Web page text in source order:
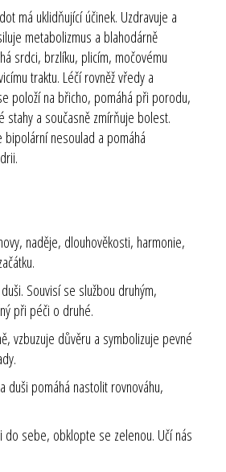
má uklidňující účinek. Uzdravuje a
metabolizmus a blahodárně
srdci, brzlíku, plicím, močovému
traktu. Léčí rovněž vředy a
položí na břicho, pomáhá při porodu,
stahy a současně zmírňuje bolest.
bipolární nesoulad a pomáhá
naděje, dlouhověkosti, harmonie,
Souvisí se službou druhým,
při péči o druhé.
vzbuzuje důvěru a symbolizuje pevné
duši pomáhá nastolit rovnováhu,
do sebe, obklopte se zelenou. Učí nás